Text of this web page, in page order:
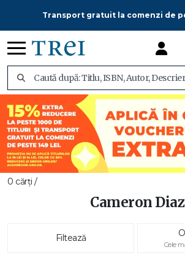
Transport gratuit la comenzi de
0 cărți /
Cameron Diaz
Filtează
Cele